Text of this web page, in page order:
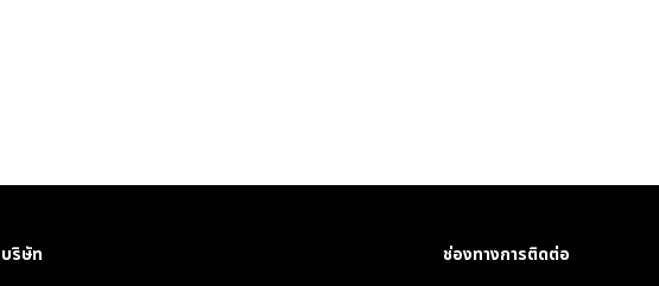
บริษัท ช่องทางการติดต่อ